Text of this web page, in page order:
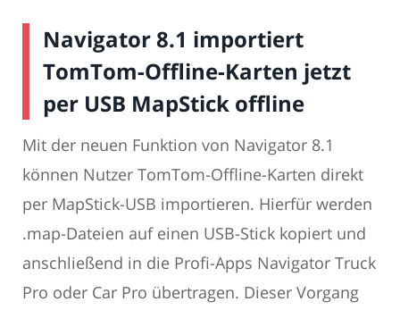
Navigator 8.1 importiert
TomTom-Offline-Karten jetzt
per USB MapStick offline
Mit der neuen Funktion von Navigator 8.1
können Nutzer TomTom-Offline-Karten direkt
per MapStick-USB importieren. Hierfür werden
.map-Dateien auf einen USB-Stick kopiert und
anschließend in die Profi-Apps Navigator Truck
Pro oder Car Pro übertragen. Dieser Vorgang